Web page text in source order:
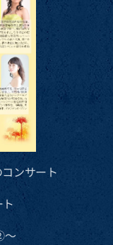
ンサート
～